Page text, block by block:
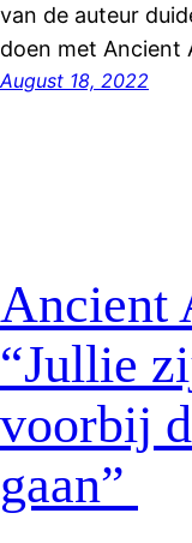
van de auteur
doen met Ancient
August 18, 2022
Ancient
“Jullie
voorbij
gaan”